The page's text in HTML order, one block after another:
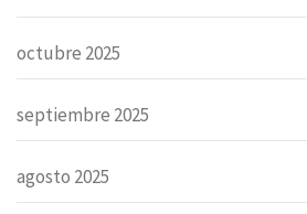
octubre 2025
septiembre 2025
agosto 2025